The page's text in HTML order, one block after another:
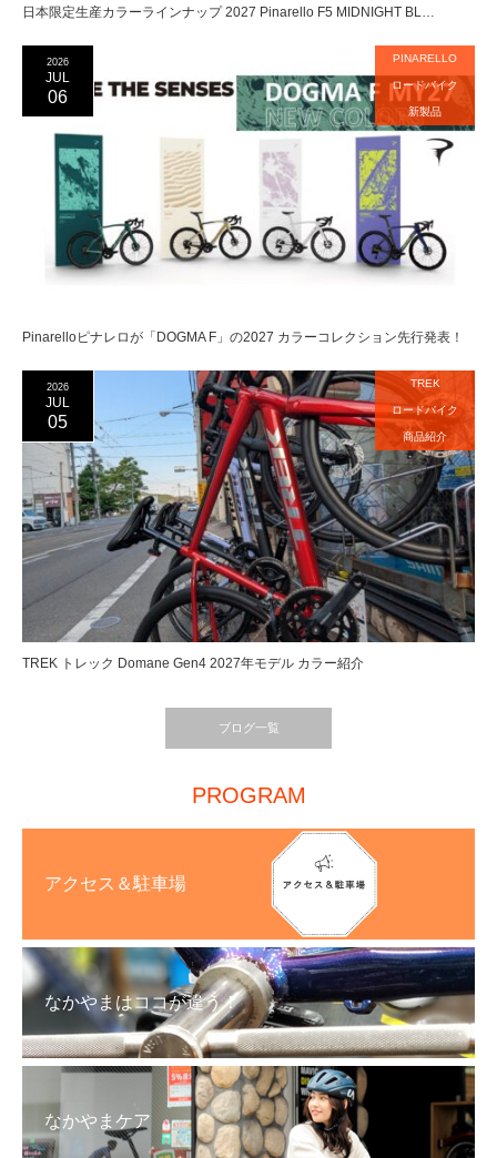
日本限定生産カラーラインナップ 2027 Pinarello F5 MIDNIGHT BL…
2026
JUL
06
PINARELLO
ロードバイク
新製品
Pinarelloピナレロが「DOGMA F」の2027 カラーコレクション先行発表！
2026
JUL
05
TREK
ロードバイク
商品紹介
TREK トレック Domane Gen4 2027年モデル カラー紹介
ブログ一覧
PROGRAM
アクセス＆駐車場
なかやまはココが違う！
なかやまケア